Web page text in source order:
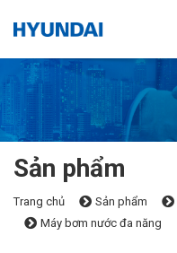
Sản phẩm
Trang chủ Sản phẩm
Máy bơm nước đa năng